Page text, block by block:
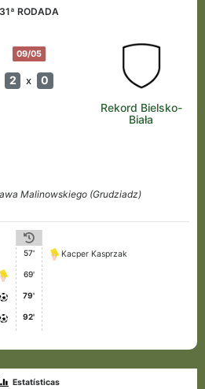
31ª RODADA
09/05
2 x 0
Rekord Bielsko-
Biała
Malinowskiego (Grudziadz)
57' Kacper Kasprzak
69'
79'
92'
Estatísticas